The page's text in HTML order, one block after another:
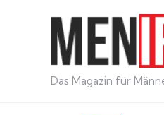
Das Magazin für